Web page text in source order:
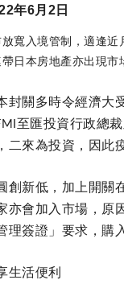
年6月2日
放寬入境管制，適逢
日本房地產亦出現市
封關多時令經濟大
至匯投資行政總
二來為投資，因此
創新低，加上開關
亦會加入市場，原
理簽證」要求，
生活便利